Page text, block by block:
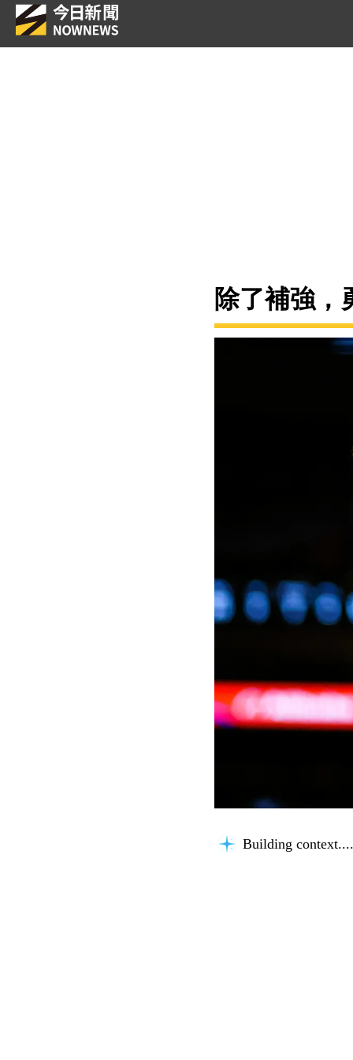
除了補強，
Building context...